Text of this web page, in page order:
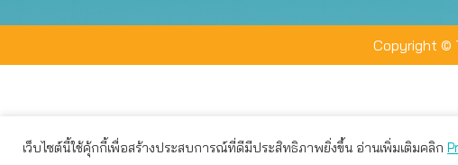
Copyright ©
เว็บไซต์นี้ใช้คุ้กกี้เพื่อสร้างประสบการณ์ที่ดีมีประสิทธิภาพยิ่งขึ้น อ่านเพิ่มเติมคลิก
เว็บไซต์นี้ใช้คุกกี้เพื่อมอบประสบการณ์การใช้งานที่ดีให้แก่ท่าน คุณสาม